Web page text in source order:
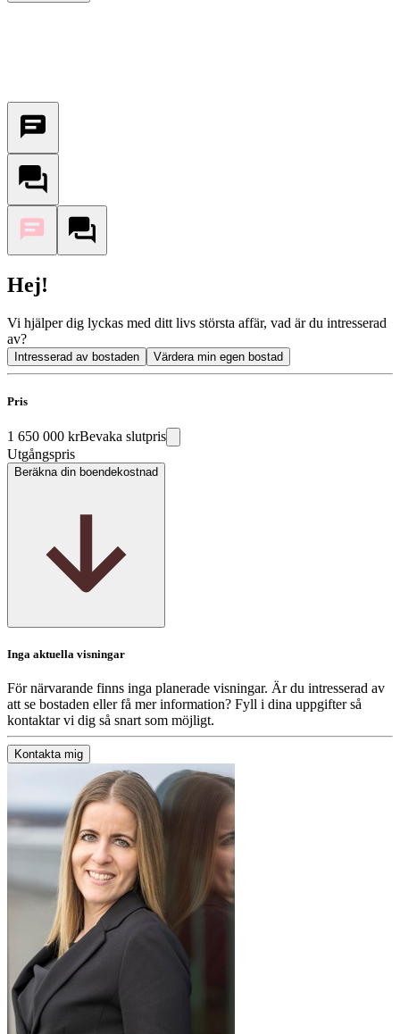
Hej!
Vi hjälper dig lyckas med ditt livs största affär, vad är du intresserad
av?
Intresserad av bostaden Värdera min egen bostad
Pris
1 650 000 krBevaka slutpris
Utgångspris
Beräkna din boendekostnad
Inga aktuella visningar
För närvarande finns inga planerade visningar. Är du intresserad av
att se bostaden eller få mer information? Fyll i dina uppgifter så
kontaktar vi dig så snart som möjligt.
Kontakta mig